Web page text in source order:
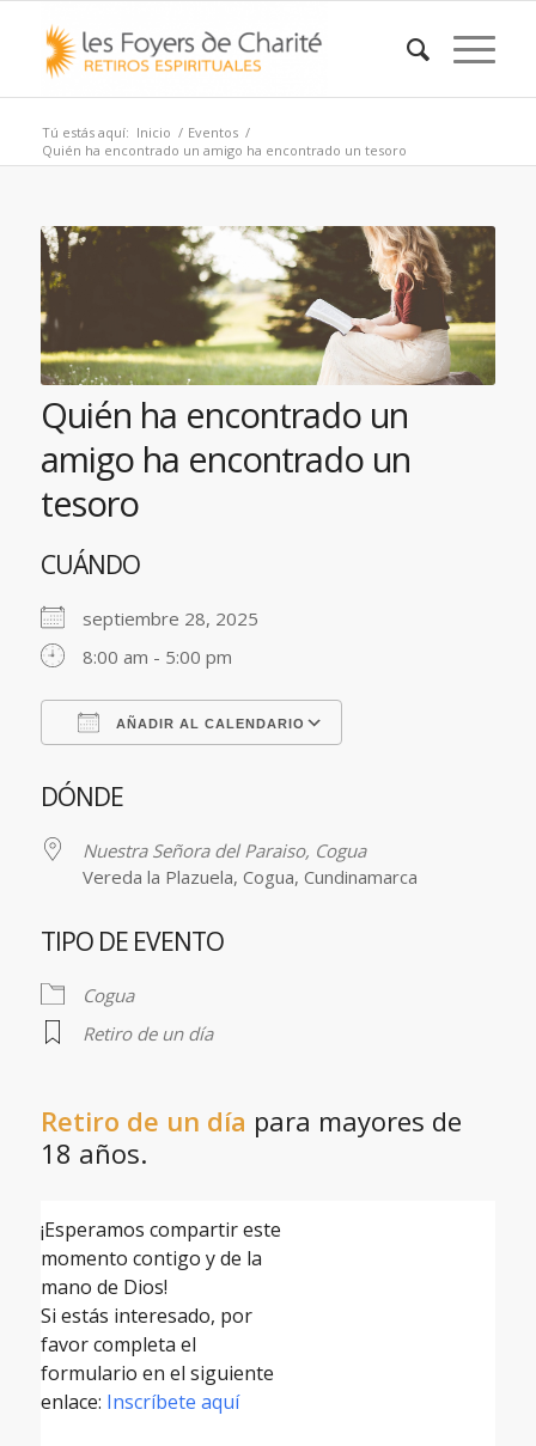
Tú estás aquí: Inicio / Eventos /
Quién ha encontrado un amigo ha encontrado un tesoro
Quién ha encontrado un
amigo ha encontrado un
tesoro
CUÁNDO
septiembre 28, 2025
8:00 am - 5:00 pm
AÑADIR AL CALENDARIO
DÓNDE
Nuestra Señora del Paraiso, Cogua
Vereda la Plazuela, Cogua, Cundinamarca
TIPO DE EVENTO
Cogua
Retiro de un día
Retiro de un día para mayores de
18 años.
¡Esperamos compartir este
momento contigo y de la
mano de Dios!
Si estás interesado, por
favor completa el
formulario en el siguiente
enlace: Inscríbete aquí